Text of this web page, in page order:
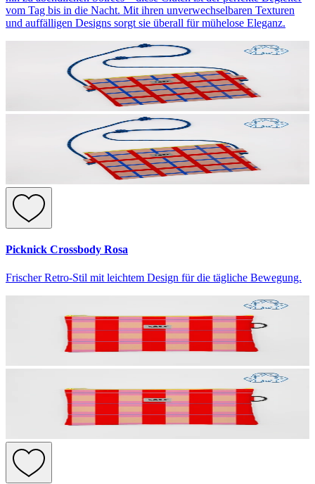
vom Tag bis in die Nacht. Mit ihren unverwechselbaren Texturen
und auffälligen Designs sorgt sie überall für mühelose Eleganz.
Picknick Crossbody Rosa
Frischer Retro-Stil mit leichtem Design für die tägliche Bewegung.